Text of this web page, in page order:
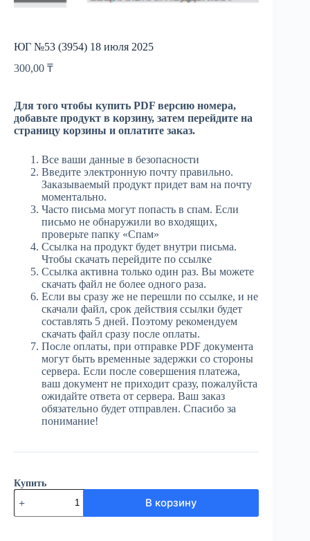
ЮГ №53 (3954) 18 июля 2025
300,00 ₸
Для того чтобы купить PDF версию номера,
добавьте продукт в корзину, затем перейдите на
страницу корзины и оплатите заказ.
Все ваши данные в безопасности
Введите электронную почту правильно.
Заказываемый продукт придет вам на почту
моментально.
Часто письма могут попасть в спам. Если
письмо не обнаружили во входящих,
проверьте папку «Спам»
Ссылка на продукт будет внутри письма.
Чтобы скачать перейдите по ссылке
Ссылка активна только один раз. Вы можете
скачать файл не более одного раза.
Если вы сразу же не перешли по ссылке, и не
скачали файл, срок действия ссылки будет
составлять 5 дней. Поэтому рекомендуем
скачать файл сразу после оплаты.
После оплаты, при отправке PDF документа
могут быть временные задержки со стороны
сервера. Если после совершения платежа,
ваш документ не приходит сразу, пожалуйста
ожидайте ответа от сервера. Ваш заказ
обязательно будет отправлен. Спасибо за
понимание!
Купить
Количество
товара
ЮГ
В корзину